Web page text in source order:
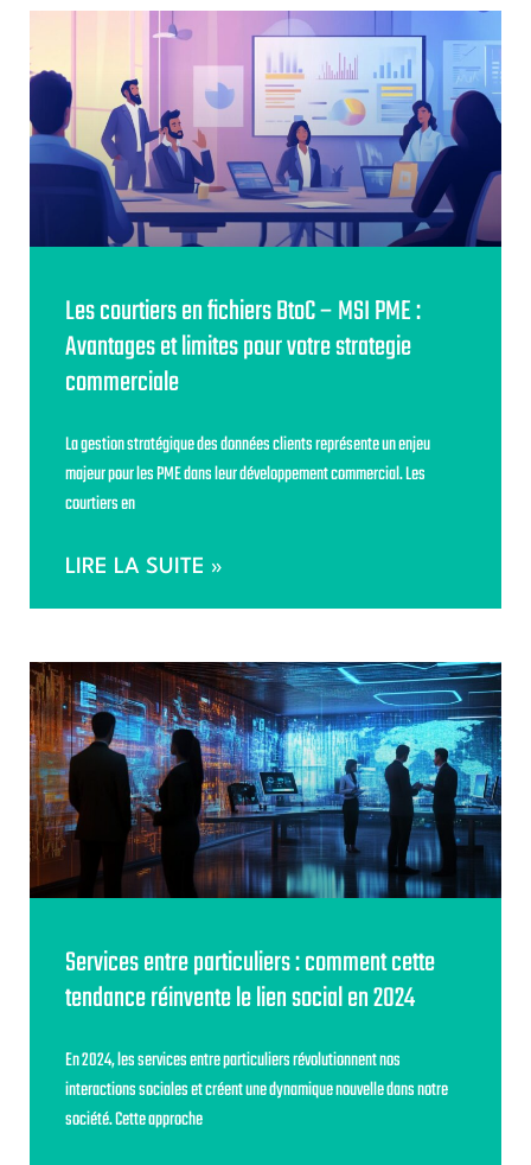
Les courtiers en fichiers BtoC – MSI PME :
Avantages et limites pour votre strategie
commerciale
La gestion stratégique des données clients représente un enjeu
majeur pour les PME dans leur développement commercial. Les
courtiers en
LIRE LA SUITE »
Services entre particuliers : comment cette
tendance réinvente le lien social en 2024
En 2024, les services entre particuliers révolutionnent nos
interactions sociales et créent une dynamique nouvelle dans notre
société. Cette approche